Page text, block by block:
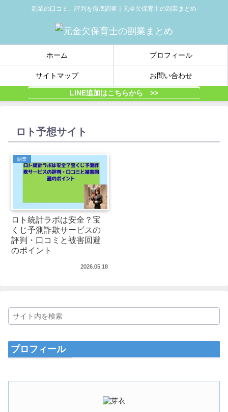
副業の口コミ、評判を徹底調査｜元金欠保育士の副業まとめ
ホーム プロフィール
サイトマップ お問い合わせ
LINE追加はこちらから >>
ロト予想サイト
副業
ロト統計ラボは安全？宝
くじ予測詐欺サービスの
評判・口コミと被害回避
のポイント
2026.05.18
プロフィール